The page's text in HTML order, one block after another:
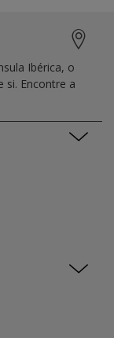
Ibérica, o
si. Encontre a